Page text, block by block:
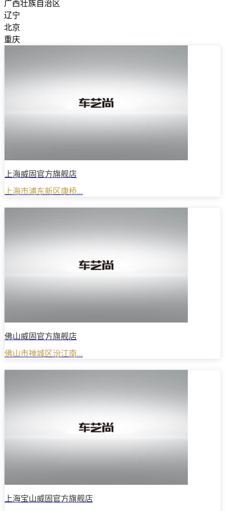
广西壮族自治区
辽宁
北京
重庆
上海威固官方旗舰店
上海市浦东新区康桥...
佛山威固官方旗舰店
佛山市禅城区汾江南...
上海宝山威固官方旗舰店